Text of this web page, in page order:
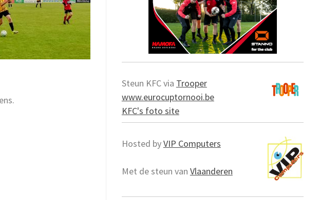
Steun KFC via Trooper
www.eurocuptornooi.be
KFC's foto site
Hosted byVIP Computers
Met de steun van Vlaanderen